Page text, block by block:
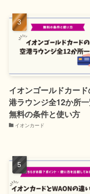
イオンゴールドカー
港ラウンジ全12か所一
無料の条件と使い方
イオンカード